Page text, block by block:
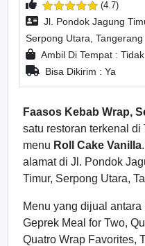
(4.7)
Jl. Pondok Jagung
Serpong Utara, Tangerang
Ambil Di Tempat : Tidak
Bisa Dikirim : Ya
Faasos Kebab Wrap,
satu restoran terkenal di
menu Roll Cake Vanilla
alamat di Jl. Pondok
Timur, Serpong Utara,
Menu yang dijual antara
Geprek Meal for Two,
Quatro Wrap Favorites,